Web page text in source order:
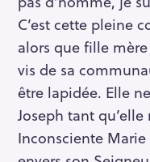
C’est cette pleine
alors que fille
vis de sa
être lapidée. Elle
Joseph tant
Inconsciente